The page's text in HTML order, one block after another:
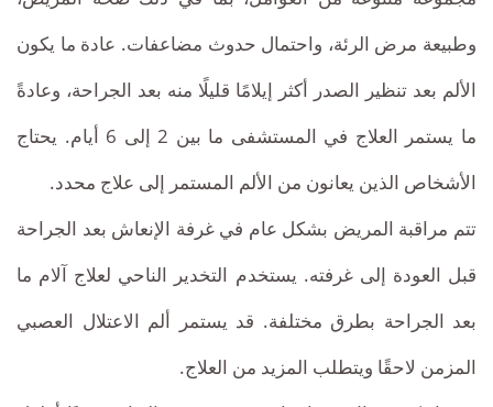
وطبيعة مرض الرئة، واحتمال حدوث مضاعفات. عادة ما يكون
الألم بعد تنظير الصدر أكثر إيلامًا قليلًا منه بعد الجراحة، وعادةً
ما يستمر العلاج في المستشفى ما بين 2 إلى 6 أيام. يحتاج
الأشخاص الذين يعانون من الألم المستمر إلى علاج محدد.
تتم مراقبة المريض بشكل عام في غرفة الإنعاش بعد الجراحة
قبل العودة إلى غرفته. يستخدم التخدير الناحي لعلاج آلام ما
بعد الجراحة بطرق مختلفة. قد يستمر ألم الاعتلال العصبي
المزمن لاحقًا ويتطلب المزيد من العلاج.